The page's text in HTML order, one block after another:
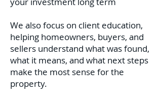
We also focus on client education,
helping homeowners, buyers, and
sellers understand what was found,
what it means, and what next steps
make the most sense for the
property.